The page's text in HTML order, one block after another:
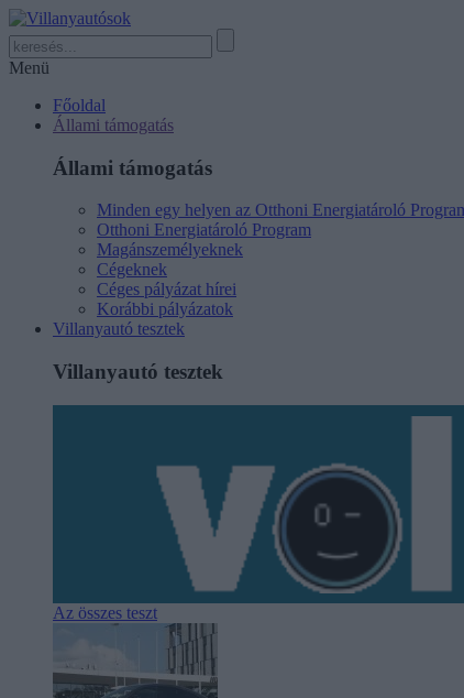
Menü
Főoldal
Állami támogatás
Állami támogatás
Minden egy helyen az Otthoni Energiatároló
Otthoni Energiatároló Program
Magánszemélyeknek
Cégeknek
Céges pályázat hírei
Korábbi pályázatok
Villanyautó tesztek
Villanyautó tesztek
Az összes teszt